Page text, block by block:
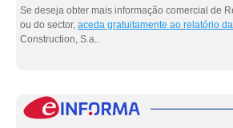
Se deseja obter mais informação comercial de
ou do sector, aceda gratuitamente ao relatório
Construction, S.a..